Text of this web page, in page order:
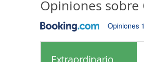
Opiniones sobre
Opiniones
Extraordinario